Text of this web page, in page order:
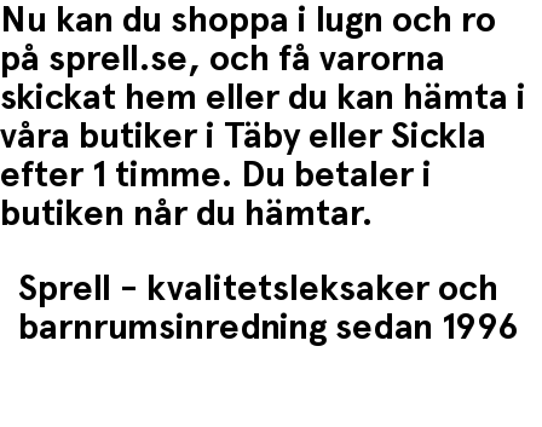
Nu kan du shoppa i lugn och ro
på sprell.se, och få varorna
skickat hem eller du kan hämta i
våra butiker i Täby eller Sickla
efter 1 timme. Du betaler i
butiken når du hämtar.
Sprell - kvalitetsleksaker och
barnrumsinredning sedan 1996